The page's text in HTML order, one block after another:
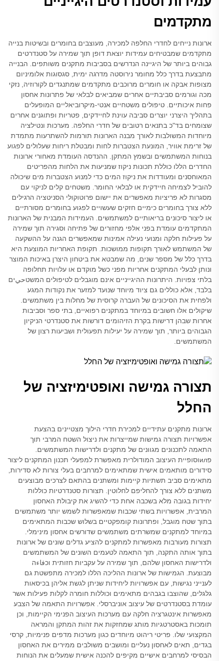
מתקדמים
ארונות נייחים לחדרי החלפה למכירה, מעוצבים בחומרים ובשיטות בנייה
מתקדמים שמבטיחים עמידות יוצאת דופן תוך שמירה על סטנדרטים
גבוהים ביותר של היגיינה הנדרשים בסביבות מתקנים משותפים. הבנייה
מתבצעת בדרך כלל מחומר נירוסטה מדרגה ימית, סגסוגות אלומיניום
מצופות אבקה או חומרים מרוכבים מתקדמים שמתנגדים לקורוזיה, נזקי
מכה וגורמים סביבתיים אחרים שמביאים לבלאי של פתרונות אחסון
פחות איכותיים. טיפולים משטחיים אנטי-מיקרוביאליים המופעלים
בתהליך היצרני יוצרים סביבה עוינת לחיידקים, פטריות ופתוגנים אחרים
שצומחים בד"כ בתנאים רטובים של חדרי החלפה. מערכות ונטילציה
מיוחדות המשולבות לאורך מבנה הארונות תורמות להשתרעות מתמדת
של זרימת אוויר, המונעת הצטברות לחות ומבטלת ריחות שעלולים לפגוע
בנוחות המשתמשים ובשמץ המתקן. ההנדסה העומדת מאחורי ארונות
החדרים הללו כוללת תכונות ניקוז שמניעות את הלחות מהפריטים
המאוחסנים ומעודדות את ניקוז המים כדי למנוע הצטברות מים שיכולה
להוביל לצמיחה חיידקית או לבלאי החומר. משטחים קלים לניקוי עם
מסגרות לא פריציות מאפשרים את יישום פרוטוקולי הסניטציה הרגילים
ללא צורך בחומרים כימיים חזקים שעשויים לפגוע בחומרים מסורתיים
או ליצור סיכונים בריאותיים למשתמשים. העמידות המבנית של הארונות
המתקדמים עומדת בפני אלפי מחזורים של פתיחה וסגירה תוך שמירה
על פעילות חלקה ומנועי נעילה אמינות שמאפשרים הגנה על ההשקעה
של המשתמש לאורך תקופות ממושכות. תקופת האחריות המוצעת היא
בדרך כלל של מספר שנים, מה שמבטא את ביטחון היצרן באיכות המוצר
ונותן לבעלי המתקנים אחריות מפני כשל מוקדם או עלויות תחלופה
בלתי צפויות. היתרונות ההיגייניים אינם מוגבלים לטיפולים המשטحيים
בלבד, אלא כוללים גם ציוד מיוחד שנועד למזער את נקודות המגע
ולפחית את הסיכונים של העברה קרוסית של מחלות בין משתמשים.
שיקולים אלו חשובים במיוחד במתקנים רפואיים, בתי ספר וסביבות
אחרות שבהן דרישות בקרת הזיהומים דורשות את סטנדרטי הניקיון
הגבוהים ביותר, תוך שמירה על יעילות תפעולית ושביעות רצון של
המשתמשים.
תצורה גמישה ואופטימיזציה של
החלל
ארונות מתקנים עתידיים למכירת חדרי הילוך מצטיינים בהצעת
אפשרויות תצורה גמישות שמייצרות את ניצול השטח המרבי תוך
התאמה לתכנונים מגוונים של מתקנים ולדרישות המשתמשים.
פилוסופיית העיצוב המודולרית מאפשרת למפעלי תכנון המתקנים ליצור
סידורים מותאמים אישית שמתאימים למרחבים בעלי צורות לא סדירות,
מתאימים סביב תשתיות קיימות ומשתנים בהתאם לצרכים מבוצעים
משתנים ללא צורך להחליפם לחלוטין. תצורות סטנדרטיות כוללות
יחידות בגובה מלא בשכבה אחת כדי להשיג את קיבולת האחסון
המרבית, אפשרויות בשתי שכבות שמאפשרות לשמש יותר משתמשים
בתוך שטח מוגבל, ופתרונות קומפקטיים בשלוש שכבות המתאימים
במיוחד למתקנים שמשרתים משתמשים שדורשים אחסון מינימלי.
תצורות מעורבות מאפשרות למתקנים להציע גדלים שונים של ארונות
בתוך אותה התקנה, תוך התאמה לטעמים השונים של המשתמשים
ולדרישות האחסון שלהם, תוך שמירה על עקביות חזותית וכفاءה
מבוצעת. הגמישות של ארונות ההליכה הללו למכירה מתפשטת גם
לענייני נגישות, עם אפשרויות ליחידות שניתן לגשת אליהן בכיסאות
גלגלים, שהוצבו בגבהים מתאימים וכוללות חומרה לקלות פעילות אשר
עומדת בסטנדרטים של עיצוב אוניברסלי. אפשרויות התאמה של הצבע
מאפשרות אינטגרציה חלקה עם מערכות העיצוב הפנימי הקיימות, וכן
תומכות באסטרטגיות מותג שמחזקות את זהות המתקן והמראה
המקצועי שלו. פריטי ריהוט מיוחדים כגון מערכות מדפים פנימיות, קרסי
בגדים, תאים לאחסון נעליים ומושבים משולבים ממירים את האחסון
הבסיסי למרחבים אישיים מקיפים להכנה אישית שמעלים את הנוחות